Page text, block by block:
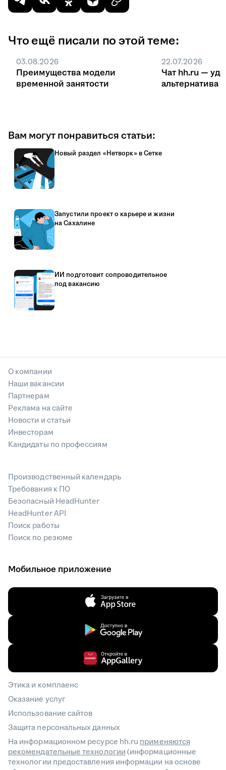
Что ещё писали по этой теме:
03.08.2026
Преимущества модели
временной занятости
22.07.2026
Чат hh.ru —
Вам могут понравиться статьи:
Новый раздел «Нетворк» в Сетке
Запустили проект о карьере и жизни
на Сахалине
ИИ подготовит сопроводительное
под вакансию
О компании
Наши вакансии
Партнерам
Реклама на сайте
Новости и статьи
Инвесторам
Кандидаты по профессиям
Производственный календарь
Требования к ПО
Безопасный HeadHunter
HeadHunter API
Поиск работы
Поиск по резюме
Мобильное приложение
Этика и комплаенс
Оказание услуг
Использование сайтов
Защита персональных данных
На информационном ресурсе hh.ru применяются
рекомендательные технологии(информационные
технологии предоставления информации на основе